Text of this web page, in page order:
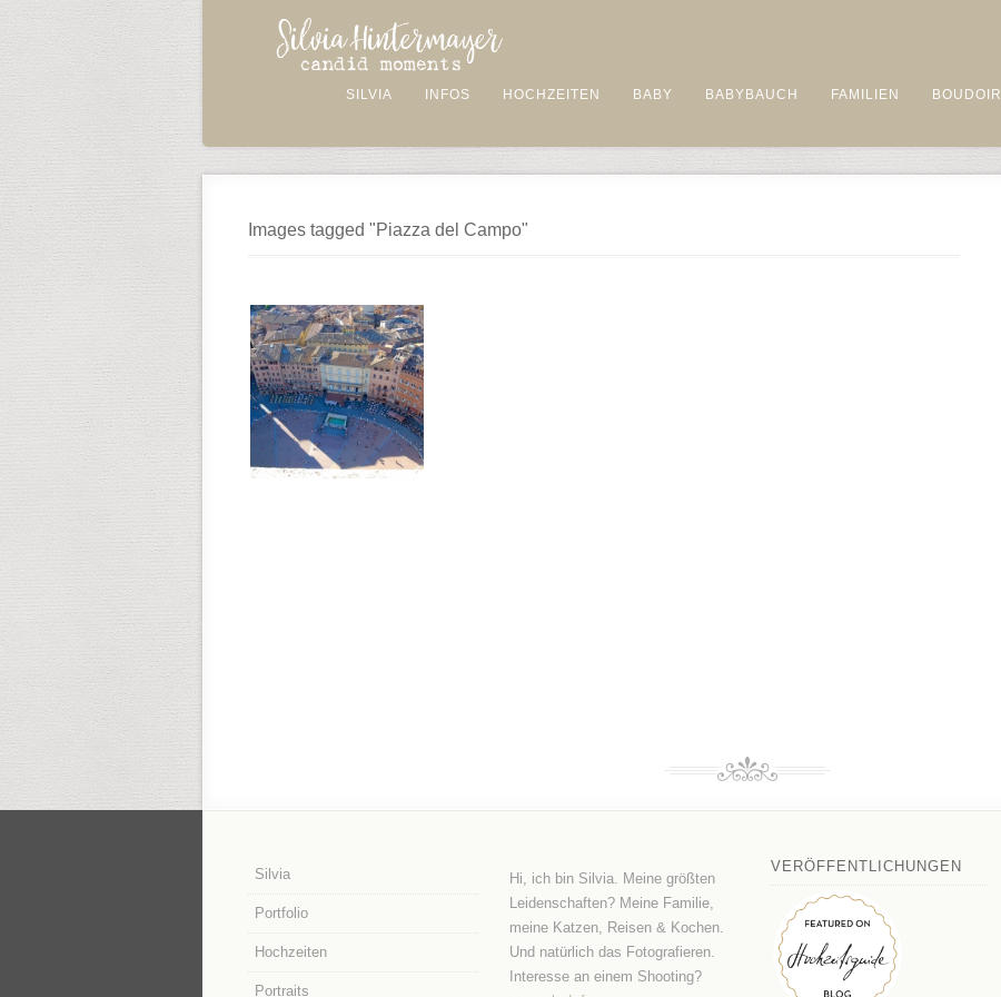
SILVIA INFOS HOCHZEITEN BABY BABYBAUCH FAMILIEN BOUDOIR
Images tagged "Piazza del Campo"
Silvia
Portfolio
Hochzeiten
Portraits
Hi, ich bin Silvia. Meine größten
Leidenschaften? Meine Familie,
meine Katzen, Reisen & Kochen.
Und natürlich das Fotografieren.
Interesse an einem Shooting?
VERÖFFENTLICHUNGEN